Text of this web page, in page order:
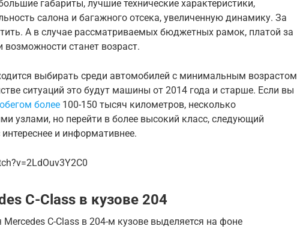
габариты, лучшие технические характеристики,
салона и багажного отсека, увеличенную динамику. За
А в случае рассматриваемых бюджетных рамок, платой за
возможности станет возраст.
выбирать среди автомобилей с минимальным возрастом
ситуаций это будут машины от 2014 года и старше. Если вы
более 100-150 тысяч километров, несколько
узлами, но перейти в более высокий класс, следующий
и информативнее.
C-Class в кузове 204
Mercedes C-Class в 204-м кузове выделяется на фоне